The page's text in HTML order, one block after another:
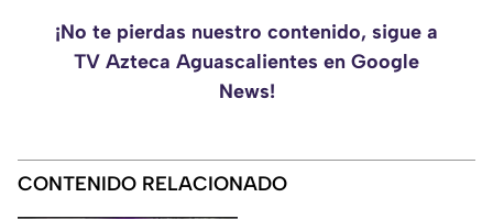
¡No te pierdas nuestro contenido, sigue a
TV Azteca Aguascalientes en Google
News!
CONTENIDO RELACIONADO